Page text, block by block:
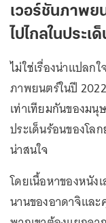
เวอร์ชันภาพย
ไปไกลในประเ
ไม่ใช่เรื่องน่าแปลก
ภาพยนตร์ในปี
เท่าเทียมกันของม
ประเด็นร้อนของโล
น่าสนใจ
โดยเนื้อหาของหนัง
นานของอาดาจิแล